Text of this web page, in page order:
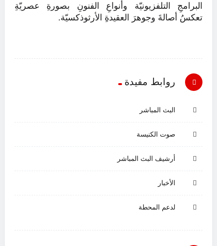
البرامجِ التلفزيونيّة وأنواعِ الفنونِ بصورةِ عصريّةِ
تعكسُ أصالةَ وجوهرَ العقيدةِ الأرثوذكسيّة.
روابط مفيدة
البث المباشر
صوت الكنيسة
أرشيف البث المباشر
الأخبار
لدعم المحطة